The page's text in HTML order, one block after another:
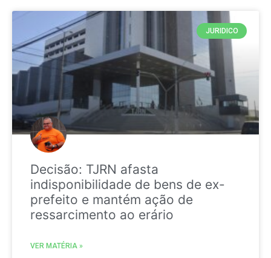
JURIDICO
Decisão: TJRN afasta
indisponibilidade de bens de ex-
prefeito e mantém ação de
ressarcimento ao erário
VER MATÉRIA »